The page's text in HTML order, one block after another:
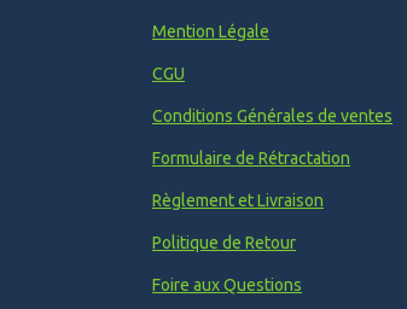
Mention Légale
CGU
Conditions Générales de ventes
Formulaire de Rétractation
Règlement et Livraison
Politique de Retour
Foire aux Questions